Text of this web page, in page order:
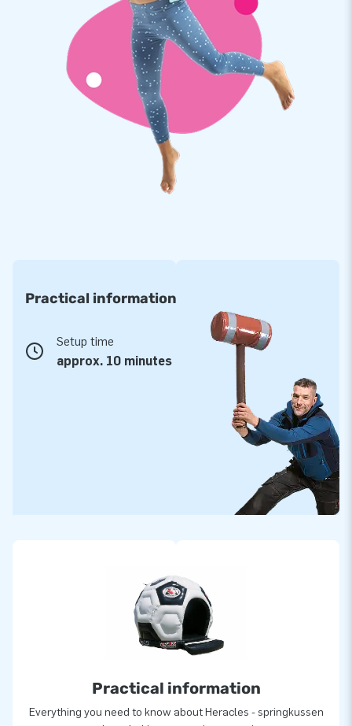
Practical information
Setup time
approx. 10 minutes
Practical information
Everything you need to know about Heracles - springkussen